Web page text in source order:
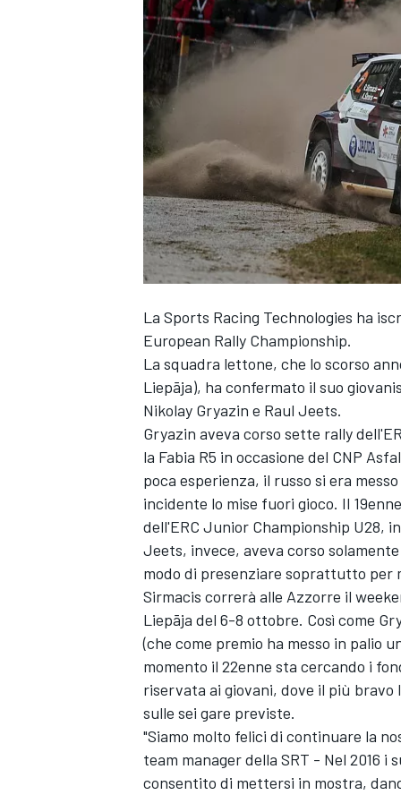
MONOPOSTO
La Sports Racing Technologies ha
European Rally Championship.
La squadra lettone, che lo scorso
Liepāja), ha confermato il suo
Nikolay Gryazin e Raul Jeets.
Gryazin aveva corso sette rally
la Fabia R5 in occasione del CNP
poca esperienza, il russo si era
incidente lo mise fuori gioco. Il
dell'ERC Junior Championship U28,
Jeets, invece, aveva corso
modo di presenziare soprattutto per
Sirmacis correrà alle Azzorre il
Liepāja del 6-8 ottobre. Così come
(che come premio ha messo in palio
momento il 22enne sta cercando i
riservata ai giovani, dove il più
sulle sei gare previste.
"Siamo molto felici di continuare la
team manager della SRT - Nel 2016
consentito di mettersi in mostra,